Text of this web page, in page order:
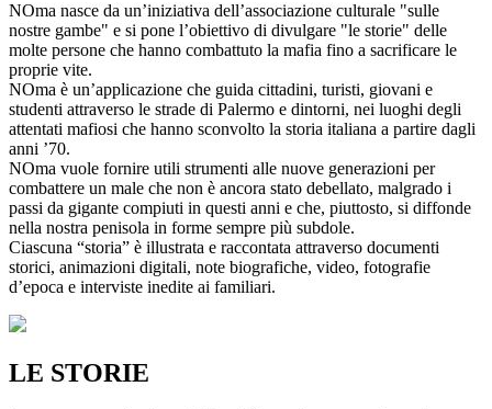
NOma nasce da un’iniziativa dell’associazione culturale "sulle
nostre gambe" e si pone l’obiettivo di divulgare "le storie" delle
molte persone che hanno combattuto la mafia fino a sacrificare le
proprie vite.
NOma è un’applicazione che guida cittadini, turisti, giovani e
studenti attraverso le strade di Palermo e dintorni, nei luoghi degli
attentati mafiosi che hanno sconvolto la storia italiana a partire dagli
anni ’70.
NOma vuole fornire utili strumenti alle nuove generazioni per
combattere un male che non è ancora stato debellato, malgrado i
passi da gigante compiuti in questi anni e che, piuttosto, si diffonde
nella nostra penisola in forme sempre più subdole.
Ciascuna “storia” è illustrata e raccontata attraverso documenti
storici, animazioni digitali, note biografiche, video, fotografie
d’epoca e interviste inedite ai familiari.
LE STORIE